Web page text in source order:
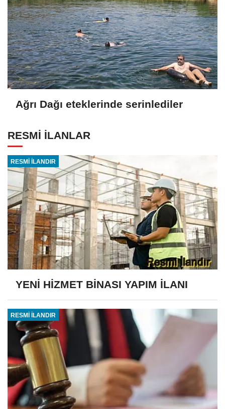
Ağrı Dağı eteklerinde serinlediler
RESMİ İLANLAR
RESMİ İLANDIR
YENİ HİZMET BİNASI YAPIM İLANI
RESMİ İLANDIR